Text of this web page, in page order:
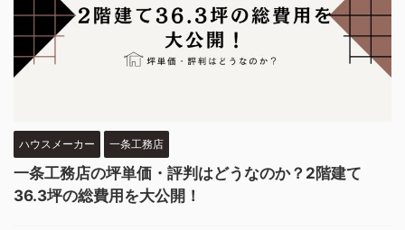
ハウスメーカー 一条工務店
一条工務店の坪単価・評判はどうなのか？2階建て
36.3坪の総費用を大公開！